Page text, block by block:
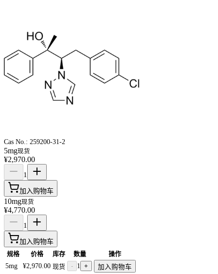
Cas No.: 259200-31-2
5mg现货
¥2,970.00
1
加入购物车
10mg现货
¥4,770.00
1
加入购物车
规格 价格 库存 数量
操作
5mg
¥2,970.00 现货 - 1 +
加入购物车